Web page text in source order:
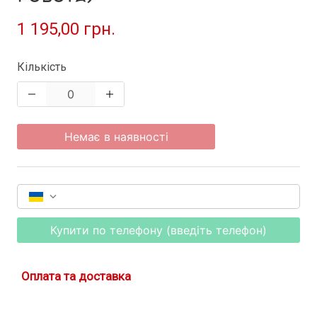
1 195,00 грн.
Кількість
Немає в наявності
Купити по телефону (введіть телефон)
Оплата та доставка